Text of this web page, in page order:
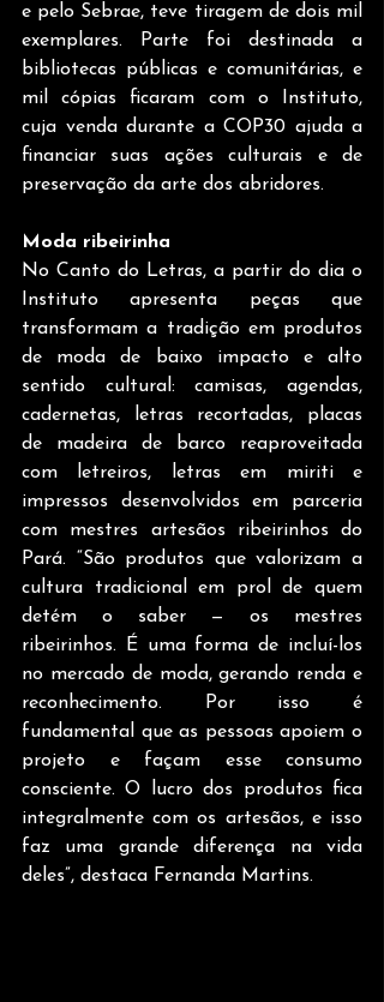
e pelo Sebrae, teve tiragem de dois mil
exemplares. Parte foi destinada a
bibliotecas públicas e comunitárias, e
mil cópias ficaram com o Instituto,
cuja venda durante a COP30 ajuda a
financiar suas ações culturais e de
preservação da arte dos abridores.
Moda ribeirinha
No Canto do Letras, a partir do dia o
Instituto apresenta peças que
transformam a tradição em produtos
de moda de baixo impacto e alto
sentido cultural: camisas, agendas,
cadernetas, letras recortadas, placas
de madeira de barco reaproveitada
com letreiros, letras em miriti e
impressos desenvolvidos em parceria
com mestres artesãos ribeirinhos do
Pará. “São produtos que valorizam a
cultura tradicional em prol de quem
detém o saber — os mestres
ribeirinhos. É uma forma de incluí-los
no mercado de moda, gerando renda e
reconhecimento. Por isso é
fundamental que as pessoas apoiem o
projeto e façam esse consumo
consciente. O lucro dos produtos fica
integralmente com os artesãos, e isso
faz uma grande diferença na vida
deles”, destaca Fernanda Martins.